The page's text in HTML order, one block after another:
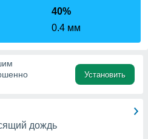
40%
0.4 мм
Установить
дождь